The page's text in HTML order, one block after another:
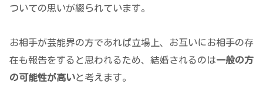
ついての思いが綴られています。
お相手が芸能界の方であれば立場上、お互いにお相手の存
在も報告をすると思われるため、結婚されるのは一般の方
の可能性が高いと考えます。